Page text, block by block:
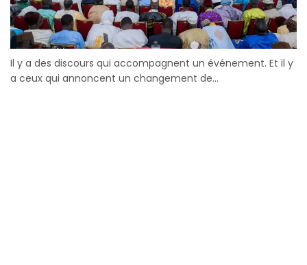
Il y a des discours qui accompagnent un événement. Et il y
a ceux qui annoncent un changement de...